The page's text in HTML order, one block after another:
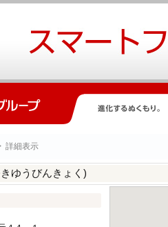
詳細表示
ゆうびんきょく)